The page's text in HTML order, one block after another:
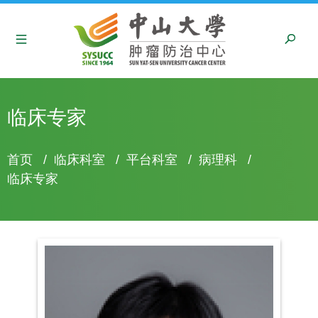
临床专家
面
包
首页 / 临床科室 / 平台科室 / 病理科
/
临床专家